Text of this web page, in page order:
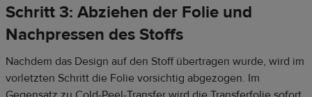
Schritt 3: Abziehen der Folie und
Nachpressen des Stoffs
Nachdem das Design auf den Stoff übertragen wurde, wird im
vorletzten Schritt die Folie vorsichtig abgezogen. Im